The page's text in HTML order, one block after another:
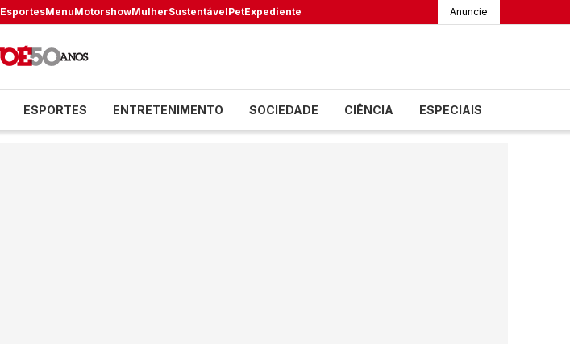
EsportesMenuMotorshowMulherSustentávelPetExpediente Anuncie
ESPORTES ENTRETENIMENTO SOCIEDADE CIÊNCIA ESPECIAIS